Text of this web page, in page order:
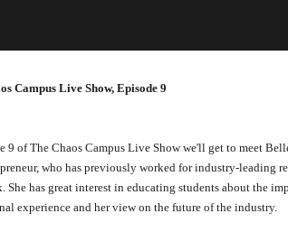
Campus Live Show, Episode 9
9 of The Chaos Campus Live Show we'll get to meet
who has previously worked for industry-leading
She has great interest in educating students about the
experience and her view on the future of the industry.